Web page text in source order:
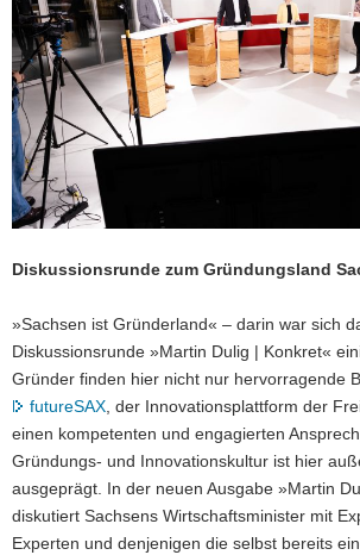
i
g
a
t
o
n
Diskussionsrunde zum Gründungsland
»Sachsen ist Gründerland« – darin war sich
Diskussionsrunde »Martin Dulig | Konkret«
Gründer finden hier nicht nur hervorragende
futureSAX, der Innovationsplattform der
einen kompetenten und engagierten
Gründungs- und Innovationskultur ist hier
ausgeprägt. In der neuen Ausgabe »Martin
diskutiert Sachsens Wirtschaftsminister mit
Experten und denjenigen die selbst bereits